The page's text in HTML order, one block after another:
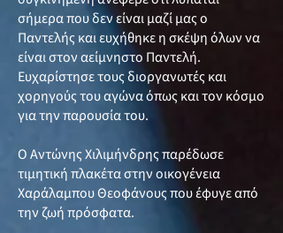
σήμερα που δεν είναι μαζί μας ο
Παντελής και ευχήθηκε η σκέψη όλων να
είναι στον αείμνηστο Παντελή.
Ευχαρίστησε τους διοργανωτές και
χορηγούς του αγώνα όπως και τον κόσμο
για την παρουσία του.
Ο Αντώνης Χιλιμήνδρης παρέδωσε
τιμητική πλακέτα στην οικογένεια
Χαράλαμπου Θεοφάνους που έφυγε από
την ζωή πρόσφατα.